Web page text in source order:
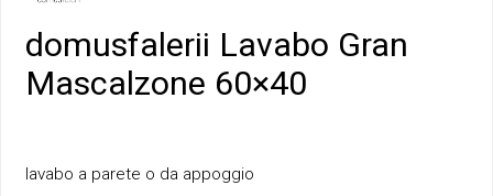
domusfalerii Lavabo Gran
Mascalzone 60×40
lavabo a parete o da appoggio